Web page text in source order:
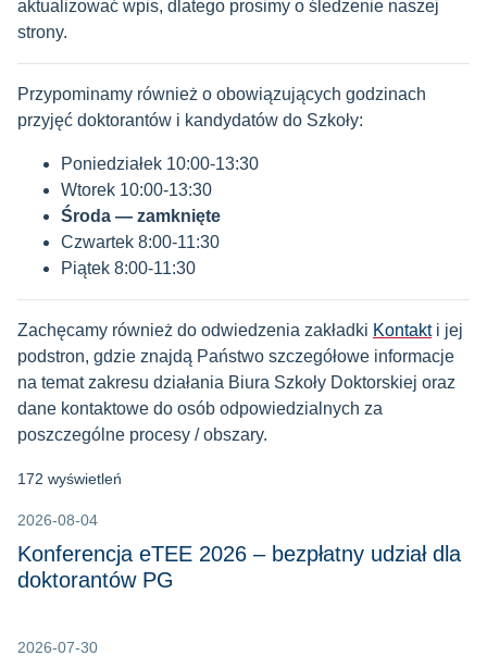
aktualizować wpis, dlatego prosimy o śledzenie naszej
strony.
Przypominamy również o obowiązujących godzinach
przyjęć doktorantów i kandydatów do Szkoły:
Poniedziałek 10:00-13:30
Wtorek 10:00-13:30
Środa — zamknięte
Czwartek 8:00-11:30
Piątek 8:00-11:30
Zachęcamy również do odwiedzenia zakładki Kontakti jej
podstron, gdzie znajdą Państwo szczegółowe informacje
na temat zakresu działania Biura Szkoły Doktorskiej oraz
dane kontaktowe do osób odpowiedzialnych za
poszczególne procesy / obszary.
172 wyświetleń
2026-08-04
Konferencja eTEE 2026 – bezpłatny udział dla
doktorantów PG
2026-07-30